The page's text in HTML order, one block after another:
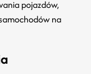
pojazdów,
na